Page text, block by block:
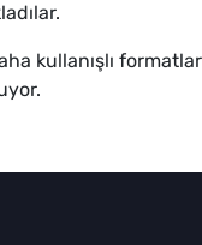
kullanışlı